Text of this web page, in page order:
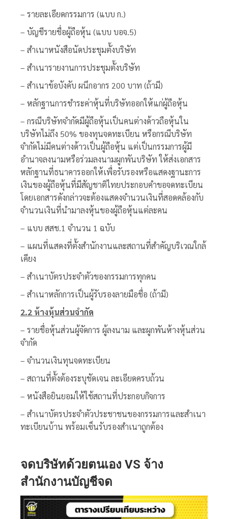
– รายละเอียดกรรมการ (แบบ ก.)
– บัญชีรายชื่อผู้ถือหุ้น (แบบ บอจ.5)
– สำเนาหนังสือนัดประชุมตั้งบริษัท
– สำเนารายงานการประชุมตั้งบริษัท
– สำเนาข้อบังคับ ผนึกอากร 200 บาท (ถ้ามี)
– หลักฐานการชำระค่าหุ้นที่บริษัทออกให้แก่ผู้ถือหุ้น
– กรณีบริษัทจำกัดมีผู้ถือหุ้นเป็นคนต่างด้าวถือหุ้นใน
บริษัทไม่ถึง 50% ของทุนจดทะเบียน หรือกรณีบริษัท
จำกัดไม่มีคนต่างด้าวเป็นผู้ถือหุ้น แต่เป็นกรรมการผู้มี
อำนาจลงนามหรือร่วมลงนามผูกพันบริษัท ให้ส่งเอกสาร
หลักฐานที่ธนาคารออกให้เพื่อรับรองหรือแสดงฐานะการ
เงินของผู้ถือหุ้นที่มีสัญชาติไทยประกอบคำขอจดทะเบียน
โดยเอกสารดังกล่าวจะต้องแสดงจำนวนเงินที่สอดคล้องกับ
จำนวนเงินที่นำมาลงหุ้นของผู้ถือหุ้นแต่ละคน
– แบบ สสช.1 จำนวน 1 ฉบับ
– แผนที่แสดงที่ตั้งสำนักงานและสถานที่สำคัญบริเวณใกล้
เคียง
– สำเนาบัตรประจำตัวของกรรมการทุกคน
– สำเนาหลักการเป็นผู้รับรองลายมือชื่อ (ถ้ามี)
2.2 ห้างหุ้นส่วนจำกัด
– รายชื่อหุ้นส่วนผู้จัดการ ผู้ลงนาม และผูกพันห้างหุ้นส่วน
จำกัด
– จำนวนเงินทุนจดทะเบียน
– สถานที่ตั้งต้องระบุชัดเจน ละเอียดครบถ้วน
– หนังสือยินยอมให้ใช้สถานที่ประกอบกิจการ
– สำเนาบัตรประจำตัวประชาชนของกรรมการและสำเนา
ทะเบียนบ้าน พร้อมเซ็นรับรองสำเนาถูกต้อง
จดบริษัทด้วยตนเอง VS จ้าง
สำนักงานบัญชีจด